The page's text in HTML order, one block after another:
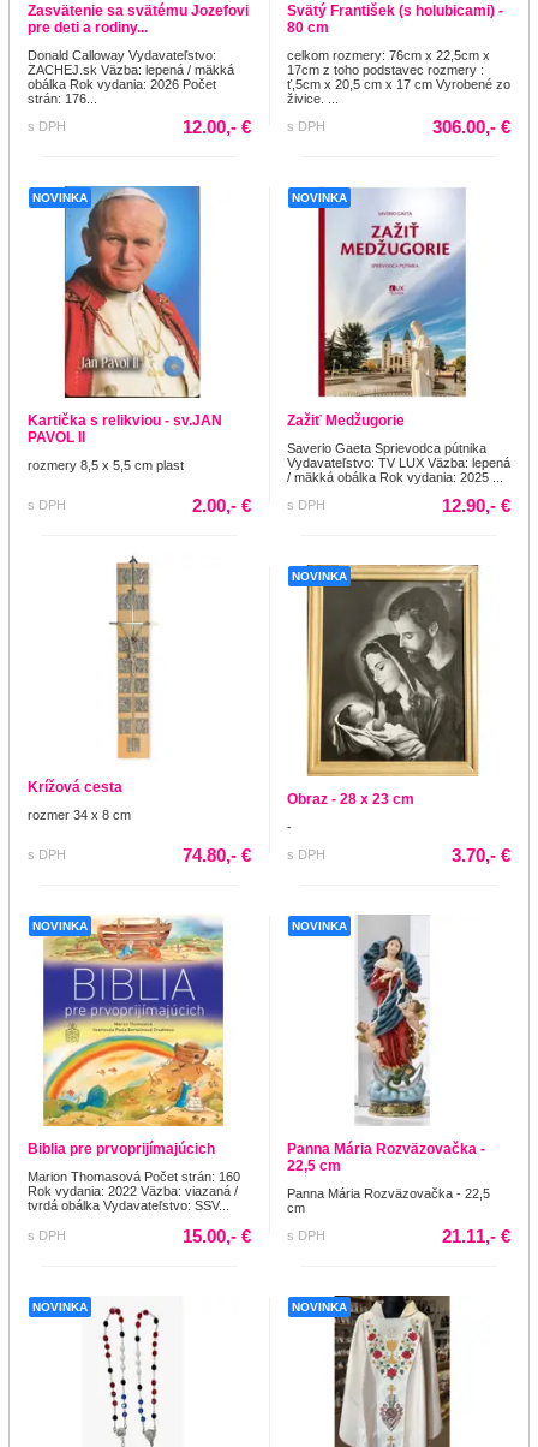
Zasvätenie sa svätému Jozefovi
pre deti a rodiny...
Donald Calloway Vydavateľstvo:
ZACHEJ.sk Väzba: lepená / mäkká
obálka Rok vydania: 2026 Počet
strán: 176...
s DPH
12.00,- €
Svätý František (s holubicami) -
80 cm
celkom rozmery: 76cm x 22,5cm x
17cm z toho podstavec rozmery :
ť,5cm x 20,5 cm x 17 cm Vyrobené zo
živice. ...
s DPH
306.00,- €
NOVINKA
Kartička s relikviou - sv.JAN
PAVOL II
rozmery 8,5 x 5,5 cm plast
s DPH 2.00,- €
NOVINKA
Zažiť Medžugorie
Saverio Gaeta Sprievodca pútnika
Vydavateľstvo: TV LUX Väzba: lepená
/ mäkká obálka Rok vydania: 2025 ...
s DPH
12.90,- €
Krížová cesta
rozmer 34 x 8 cm
s DPH 74.80,- €
NOVINKA
Obraz - 28 x 23 cm
-
s DPH
3.70,- €
NOVINKA
Biblia pre prvoprijímajúcich
Marion Thomasová Počet strán: 160
Rok vydania: 2022 Väzba: viazaná /
tvrdá obálka Vydavateľstvo: SSV...
s DPH 15.00,- €
NOVINKA
Panna Mária Rozväzovačka -
22,5 cm
Panna Mária Rozväzovačka - 22,5
cm
s DPH
21.11,- €
NOVINKA NOVINKA